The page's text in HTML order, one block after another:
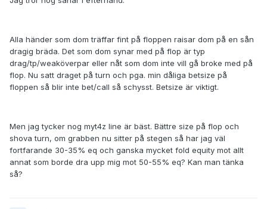
Alla händer som dom träffar fint på floppen raisar dom på en sån
dragig bräda. Det som dom synar med på flop är typ
drag/tp/weaköverpar eller nåt som dom inte vill gå broke med på
flop. Nu satt draget på turn och pga. min dåliga betsize på
floppen så blir inte bet/call så schysst. Betsize är viktigt.
Men jag tycker nog myt4z line är bäst. Bättre size på flop och
shova turn, om grabben nu sitter på stegen så har jag väl
fortfarande 30-35% eq och ganska mycket fold equity mot allt
annat som borde dra upp mig mot 50-55% eq? Kan man tänka
så?